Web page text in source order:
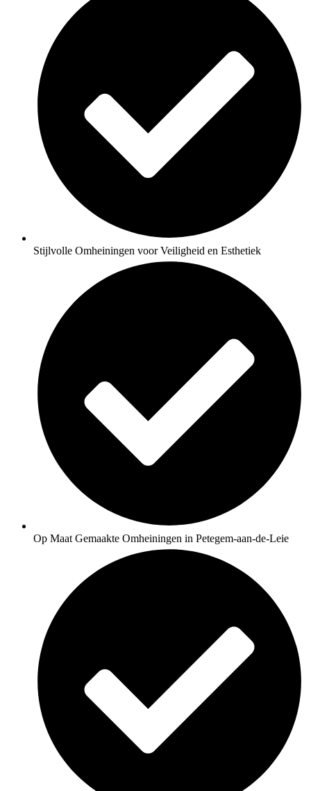
Stijlvolle Omheiningen voor Veiligheid en Esthetiek
Op Maat Gemaakte Omheiningen in Petegem-aan-de-Leie